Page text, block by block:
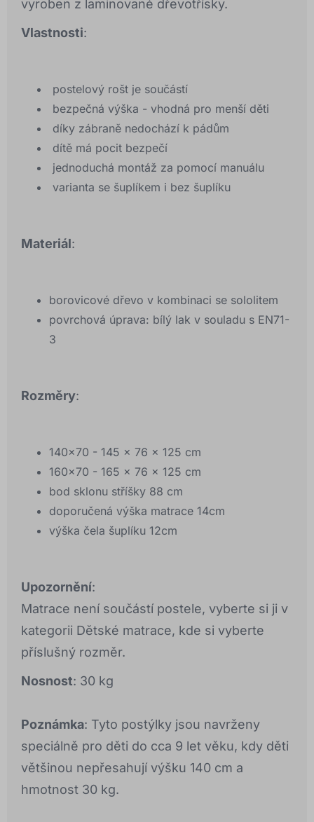
vyroben z laminované dřevotřísky.
Vlastnosti:
postelový rošt je součástí
bezpečná výška - vhodná pro menší děti
díky zábraně nedochází k pádům
dítě má pocit bezpečí
jednoduchá montáž za pomocí manuálu
varianta se šuplíkem i bez šuplíku
Materiál:
borovicové dřevo v kombinaci se sololitem
povrchová úprava: bílý lak v souladu s EN71-
3
Rozměry:
140x70 - 145 x 76 x 125 cm
160x70 - 165 x 76 x 125 cm
bod sklonu stříšky 88 cm
doporučená výška matrace 14cm
výška čela šuplíku 12cm
Upozornění:
Matrace není součástí postele, vyberte si ji v
kategorii Dětské matrace, kde si vyberte
příslušný rozměr.
Nosnost: 30 kg
Poznámka: Tyto postýlky jsou navrženy
speciálně pro děti do cca 9 let věku, kdy děti
většinou nepřesahují výšku 140 cm a
hmotnost 30 kg.